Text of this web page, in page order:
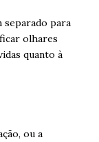
separado para
olhares
quanto à
ou a